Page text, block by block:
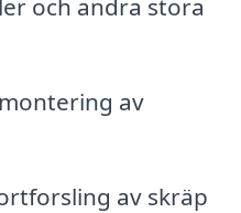
och andra stora
av
av skräp